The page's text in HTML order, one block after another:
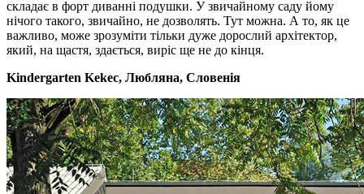
складає в форт диванні подушки. У звичайному саду йому
нічого такого, звичайно, не дозволять. Тут можна. А то, як це
важливо, може зрозуміти тільки дуже дорослий архітектор,
який, на щастя, здається, виріс ще не до кінця.
Kindergarten Kekec, Любляна, Словенія